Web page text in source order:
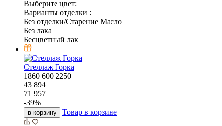
Выберите цвет:
Варианты отделки :
Без отделки/Старение Масло
Без лака
Бесцветный лак
Стеллаж Горка
1860 600 2250
43 894
71 957
-39%
в корзину Товар в корзине